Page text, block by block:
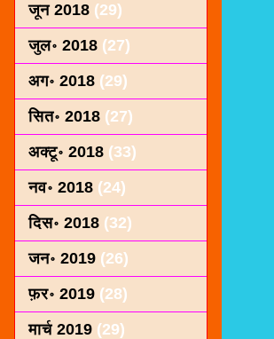
जून 2018 (29)
जुल॰ 2018 (27)
अग॰ 2018 (29)
सित॰ 2018 (27)
अक्टू॰ 2018 (33)
नव॰ 2018 (24)
दिस॰ 2018 (32)
जन॰ 2019 (26)
फ़र॰ 2019 (28)
मार्च 2019 (29)